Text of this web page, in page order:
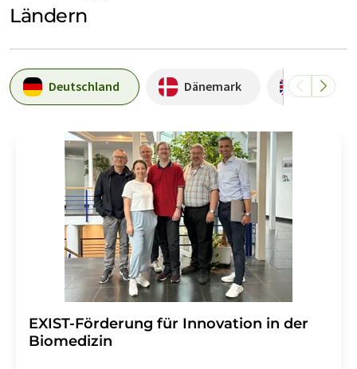
Ländern
Deutschland Dänemark
EXIST-Förderung für Innovation in der
Biomedizin